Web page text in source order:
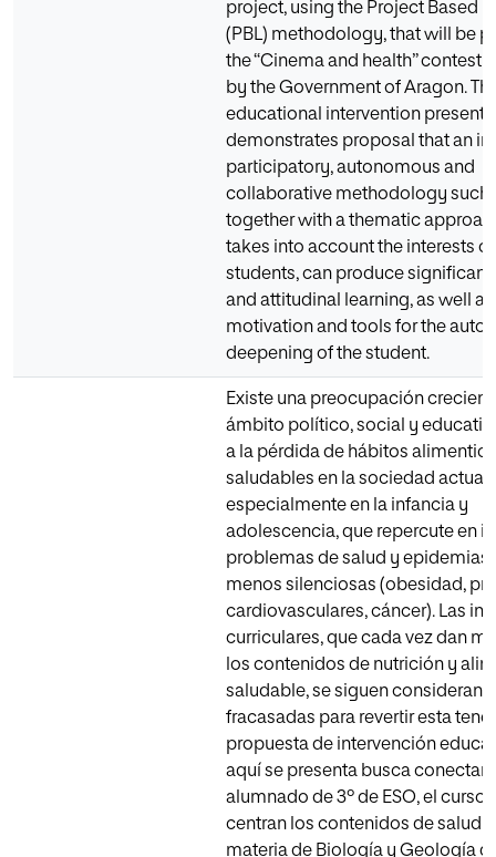
project, using the Project Based
(PBL) methodology, that will be
the “Cinema and health” contest
by the Government of Aragon.
educational intervention
demonstrates proposal that an
participatory, autonomous and
collaborative methodology such
together with a thematic
takes into account the interests
students, can produce
and attitudinal learning, as well
motivation and tools for the
deepening of the student.
Existe una preocupación
ámbito político, social y
a la pérdida de hábitos
saludables en la sociedad actual,
especialmente en la infancia y
adolescencia, que repercute en
problemas de salud y epidemias
menos silenciosas (obesidad,
cardiovasculares, cáncer). Las
curriculares, que cada vez dan
los contenidos de nutrición y
saludable, se siguen
fracasadas para revertir esta
propuesta de intervención
aquí se presenta busca conectar
alumnado de 3º de ESO, el curso
centran los contenidos de salud
materia de Biología y Geología